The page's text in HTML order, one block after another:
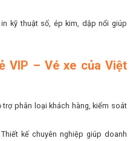
kỹ thuật số, ép kim, dập nổi giúp
VIP – Vé xe của Việt
phân loại khách hàng, kiểm soát
kế chuyên nghiệp giúp doanh